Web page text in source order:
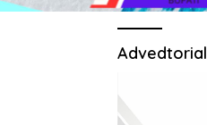
Advedtorial